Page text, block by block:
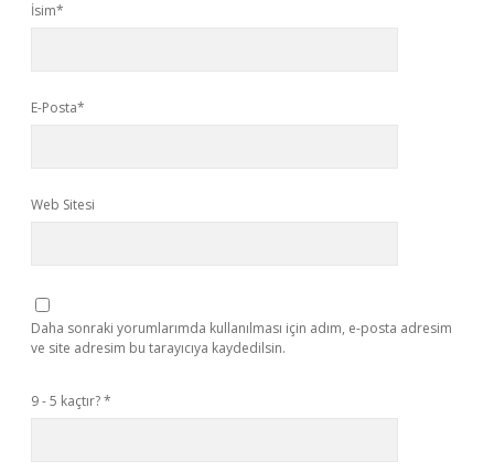
İsim*
E-Posta*
Web Sitesi
Daha sonraki yorumlarımda kullanılması için adım, e-posta adresim
ve site adresim bu tarayıcıya kaydedilsin.
9 - 5 kaçtır?*